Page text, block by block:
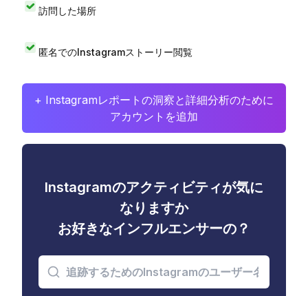
訪問した場所
匿名でのInstagramストーリー閲覧
+ Instagramレポートの洞察と詳細分析のために
アカウントを追加
Instagramのアクティビティが気に
なりますか
お好きなインフルエンサーの？